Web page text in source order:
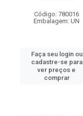
Código: 780016
Embalagem: UN
Faça seu login ou
cadastre-se para
ver preços e
comprar